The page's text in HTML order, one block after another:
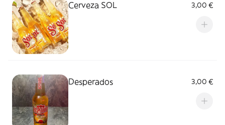
Cerveza SOL 3,00 €
Desperados 3,00 €